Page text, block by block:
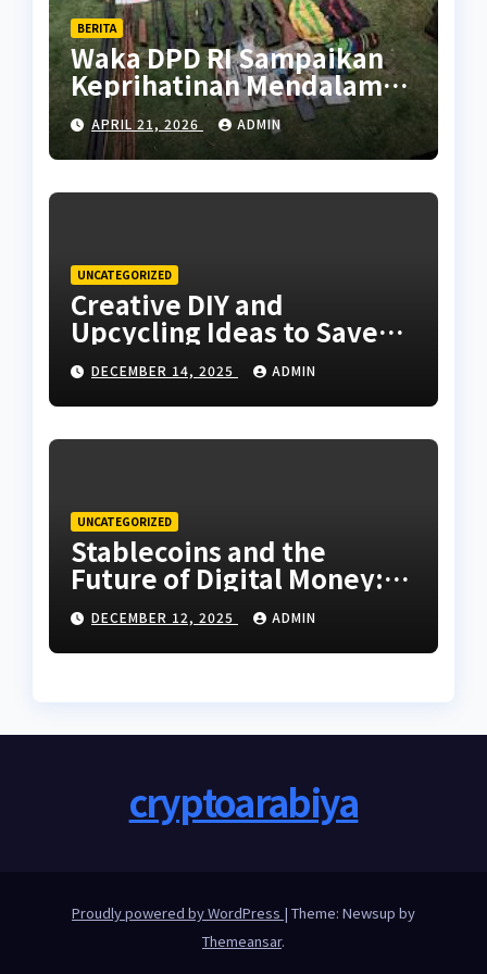
BERITA
Waka DPD RI Sampaikan
Keprihatinan Mendalam
Atas Kontak Tembak di
Puncak Papua yang
Tewaskan Warga Sipil
APRIL 21, 2026 ADMIN
UNCATEGORIZED
Creative DIY and
Upcycling Ideas to Save
Money Around the House
DECEMBER 14, 2025 ADMIN
UNCATEGORIZED
Stablecoins and the
Future of Digital Money:
What You Need to Know
DECEMBER 12, 2025 ADMIN
cryptoarabiya
Proudly powered by WordPress | Theme: Newsup by
Themeansar.